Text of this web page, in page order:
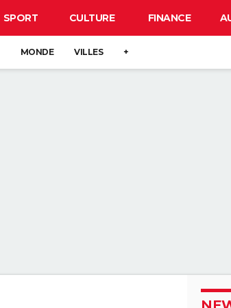
SPORT CULTURE FINANCE
MONDE VILLES +